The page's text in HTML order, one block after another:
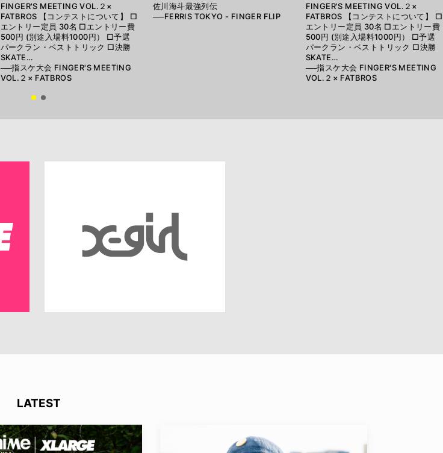
FINGER'S MEETING VOL.２×
FATBROS 【コンテストについて】 □
エントリー定員 30名 □エントリー費
500円 (別途入場料1000円） □予選
パークラン・ベストトリック □決勝
SKATE…
──指スケ大会 FINGER'S MEETING
VOL.２× FATBROS
佐川海斗最強列伝
──FERRIS TOKYO - FINGER FLIP
FINGER'S MEETING VOL.２×
FATBROS 【コンテストについて】 □
エントリー定員 30名 □エントリー費
500円 (別途入場料1000円） □予選
パークラン・ベストトリック □決勝
SKATE…
──指スケ大会 FINGER'S MEETING
VOL.２× FATBROS
LATEST